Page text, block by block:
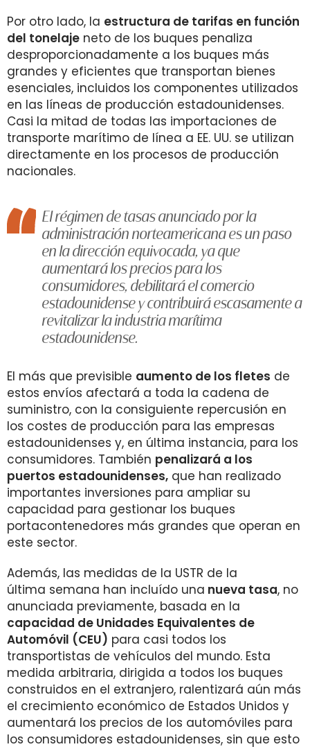
Por otro lado, la estructura de tarifas en función
del tonelaje neto de los buques penaliza
desproporcionadamente a los buques más
grandes y eficientes que transportan bienes
esenciales, incluidos los componentes utilizados
en las líneas de producción estadounidenses.
Casi la mitad de todas las importaciones de
transporte marítimo de línea a EE. UU. se utilizan
directamente en los procesos de producción
nacionales.
El régimen de tasas anunciado por la
administración norteamericana es un paso
en la dirección equivocada, ya que
aumentará los precios para los
consumidores, debilitará el comercio
estadounidense y contribuirá escasamente a
revitalizar la industria marítima
estadounidense.
El más que previsible aumento de los fletes de
estos envíos afectará a toda la cadena de
suministro, con la consiguiente repercusión en
los costes de producción para las empresas
estadounidenses y, en última instancia, para los
consumidores. También penalizará a los
puertos estadounidenses, que han realizado
importantes inversiones para ampliar su
capacidad para gestionar los buques
portacontenedores más grandes que operan en
este sector.
Además, las medidas de la USTR de la
última semana han incluído una nueva tasa, no
anunciada previamente, basada en la
capacidad de Unidades Equivalentes de
Automóvil (CEU) para casi todos los
transportistas de vehículos del mundo. Esta
medida arbitraria, dirigida a todos los buques
construidos en el extranjero, ralentizará aún más
el crecimiento económico de Estados Unidos y
aumentará los precios de los automóviles para
los consumidores estadounidenses, sin que esto